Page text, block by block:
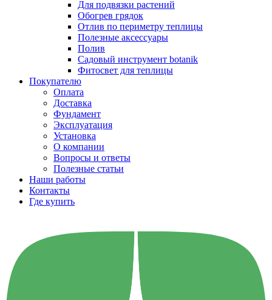
Для подвязки растений
Обогрев грядок
Отлив по периметру теплицы
Полезные аксессуары
Полив
Садовый инструмент botanik
Фитосвет для теплицы
Покупателю
Оплата
Доставка
Фундамент
Эксплуатация
Установка
О компании
Вопросы и ответы
Полезные статьи
Наши работы
Контакты
Где купить